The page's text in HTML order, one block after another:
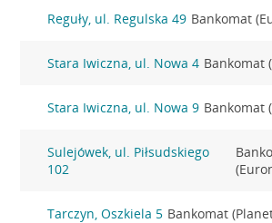
Reguły, ul. Regulska 49 Bankomat
Stara Iwiczna, ul. Nowa 4 Bankomat
Stara Iwiczna, ul. Nowa 9 Bankomat
Sulejówek, ul. Piłsudskiego
102
Tarczyn, Oszkiela 5 Bankomat